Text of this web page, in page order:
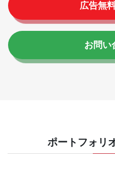
広告無
お問い
ポートフォリ